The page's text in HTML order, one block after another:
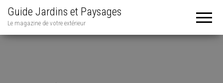
Guide Jardins et Paysages
Le magazine de votre extérieur